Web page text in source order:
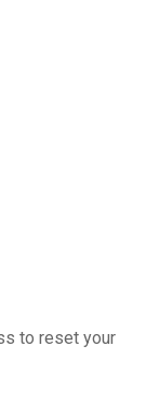
to reset your